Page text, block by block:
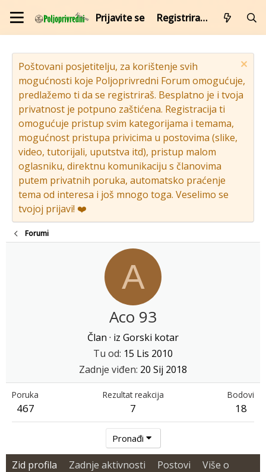
Prijavite se Registrirajte se
Poštovani posjetitelju, za korištenje svih
mogućnosti koje Poljoprivredni Forum omogućuje,
predlažemo ti da se registriraš. Besplatno je i tvoja
privatnost je potpuno zaštićena. Registracija ti
omogućuje pristup svim kategorijama i temama,
mogućnost pristupa privicima u postovima (slike,
video, tutorijali, uputstva itd), pristup malom
oglasniku, direktnu komunikaciju s članovima
putem privatnih poruka, automatsko praćenje
tema od interesa i još mnogo toga. Veselimo se
tvojoj prijavi! ❤️
Forumi
A
Aco 93
Član · iz Gorski kotar
Tu od 15 Lis 2010
Zadnje viđen 20 Sij 2018
Poruka
467
Rezultat reakcija
7
Bodovi
18
Pronađi
Zid profila Zadnje aktivnosti Postovi Više o